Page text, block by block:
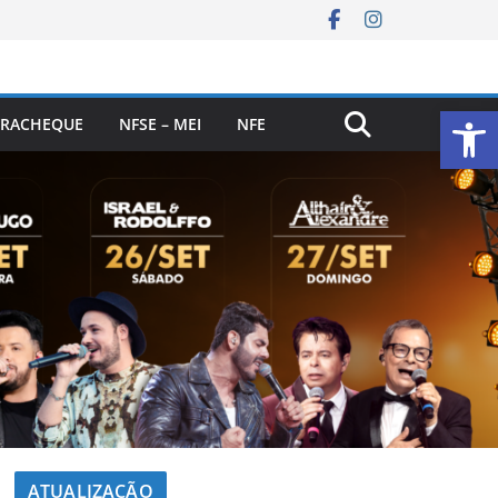
NFSE – MEI NFE
ATUALIZAÇÃO